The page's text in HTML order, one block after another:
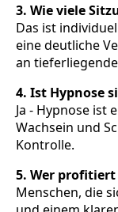
3. Wie viele
Das ist
eine deutliche
an
4. Ist Hypnose
Ja - Hypnose ist
Wachsein und
Kontrolle.
5. Wer
Menschen, die